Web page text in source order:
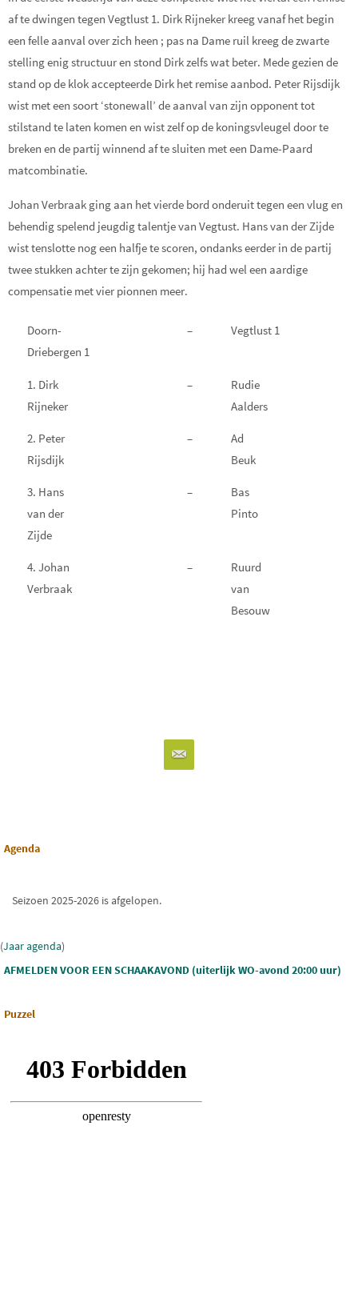
af te dwingen tegen Vegtlust 1. Dirk Rijneker kreeg vanaf het begin
een felle aanval over zich heen ; pas na Dame ruil kreeg de zwarte
stelling enig structuur en stond Dirk zelfs wat beter. Mede gezien de
stand op de klok accepteerde Dirk het remise aanbod. Peter Rijsdijk
wist met een soort ‘stonewall’ de aanval van zijn opponent tot
stilstand te laten komen en wist zelf op de koningsvleugel door te
breken en de partij winnend af te sluiten met een Dame-Paard
matcombinatie.
Johan Verbraak ging aan het vierde bord onderuit tegen een vlug en
behendig spelend jeugdig talentje van Vegtust. Hans van der Zijde
wist tenslotte nog een halfje te scoren, ondanks eerder in de partij
twee stukken achter te zijn gekomen; hij had wel een aardige
compensatie met vier pionnen meer.
Doorn-
Driebergen 1
– Vegtlust 1
1. Dirk
Rijneker
–
Rudie
Aalders
2. Peter
Rijsdijk
–
Ad
Beuk
3. Hans
van der
Zijde
–
Bas
Pinto
4. Johan
Verbraak
–
Ruurd
van
Besouw
Agenda
Seizoen 2025-2026 is afgelopen.
(Jaar agenda)
AFMELDEN VOOR EEN SCHAAKAVOND (uiterlijk WO-avond 20:00 uur)
Puzzel